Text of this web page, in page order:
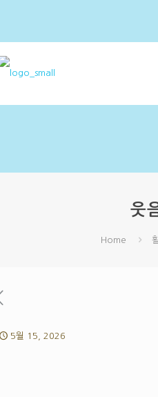
웃
Home
5월 15, 2026